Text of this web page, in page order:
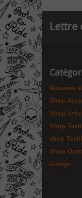
Lettre
Nouveau
Shop
Shop
Shop
shop
Shop
Garage